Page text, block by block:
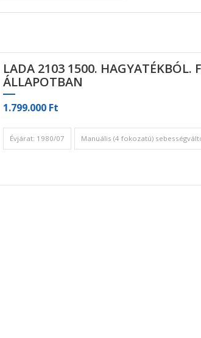
LADA 2103 1500. HAGYATÉKBÓL.
ÁLLAPOTBAN
1.799.000 Ft
Évjárat: 1980/07 Manuális (4 fokozatú)